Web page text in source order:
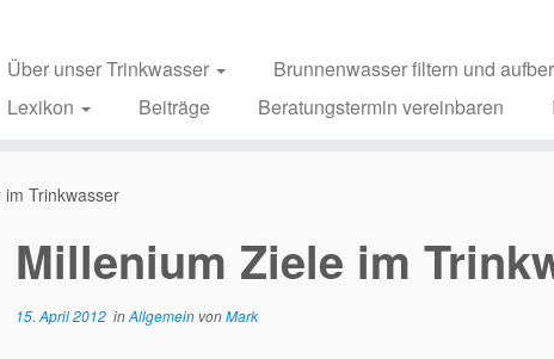
Über unser Trinkwasser Brunnenwasser filtern und
Lexikon
Beiträge Beratungstermin vereinbaren
Trinkwasser
Millenium Ziele im
15. April 2012 inAllgemein vonMark